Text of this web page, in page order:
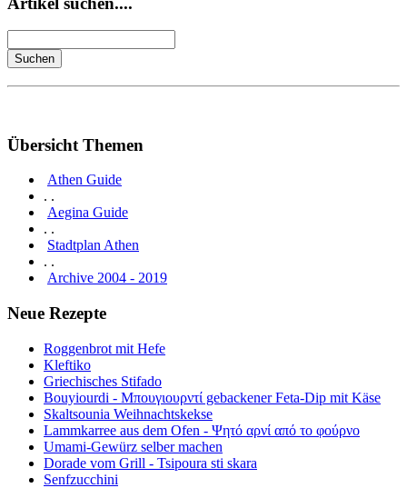
Übersicht Themen
Athen Guide
. .
Aegina Guide
. .
Stadtplan Athen
. .
Archive 2004 - 2019
Neue Rezepte
Roggenbrot mit Hefe
Kleftiko
Griechisches Stifado
Bouyiourdi - Μπουγιουρντί gebackener Feta-Dip mit Käse
Skaltsounia Weihnachtskekse
Lammkarree aus dem Ofen - Ψητό αρνί από το φούρνο
Umami-Gewürz selber machen
Dorade vom Grill - Tsipoura sti skara
Senfzucchini